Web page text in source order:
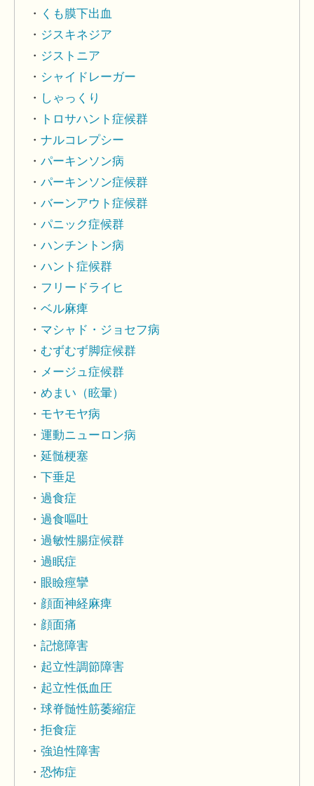
くも膜下出血
ジスキネジア
ジストニア
シャイドレーガー
しゃっくり
トロサハント症候群
ナルコレプシー
パーキンソン病
パーキンソン症候群
バーンアウト症候群
パニック症候群
ハンチントン病
ハント症候群
フリードライヒ
ベル麻痺
マシャド・ジョセフ病
むずむず脚症候群
メージュ症候群
めまい（眩暈）
モヤモヤ病
運動ニューロン病
延髄梗塞
下垂足
過食症
過食嘔吐
過敏性腸症候群
過眠症
眼瞼痙攣
顔面神経麻痺
顔面痛
記憶障害
起立性調節障害
起立性低血圧
球脊髄性筋萎縮症
拒食症
強迫性障害
恐怖症